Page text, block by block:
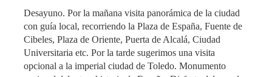
Desayuno. Por la mañana visita panorámica de la ciudad
con guía local, recorriendo la Plaza de España, Fuente de
Cibeles, Plaza de Oriente, Puerta de Alcalá, Ciudad
Universitaria etc. Por la tarde sugerimos una visita
opcional a la imperial ciudad de Toledo. Monumento